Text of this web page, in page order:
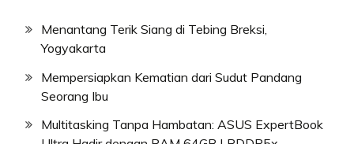
Menantang Terik Siang di Tebing Breksi,
Yogyakarta
Mempersiapkan Kematian dari Sudut Pandang
Seorang Ibu
Multitasking Tanpa Hambatan: ASUS ExpertBook